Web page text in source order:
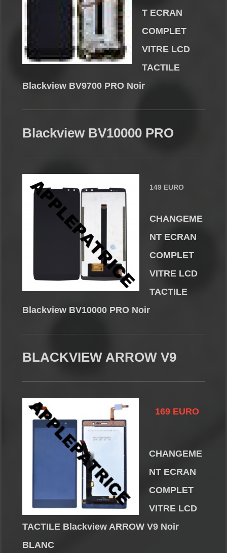
T ECRAN
COMPLET
VITRE LCD
TACTILE
Blackview BV9700 PRO Noir
Blackview BV10000 PRO
149 EURO
CHANGEME
NT ECRAN
COMPLET
VITRE LCD
TACTILE
Blackview BV10000 PRO Noir
BLACKVIEW ARROW V9
169 EURO
CHANGEME
NT ECRAN
COMPLET
VITRE LCD
TACTILE Blackview ARROW V9 Noir
BLANC